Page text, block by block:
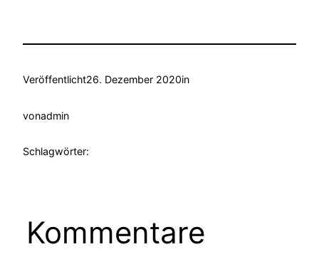
Veröffentlicht26. Dezember 2020in
vonadmin
Schlagwörter:
Kommentare